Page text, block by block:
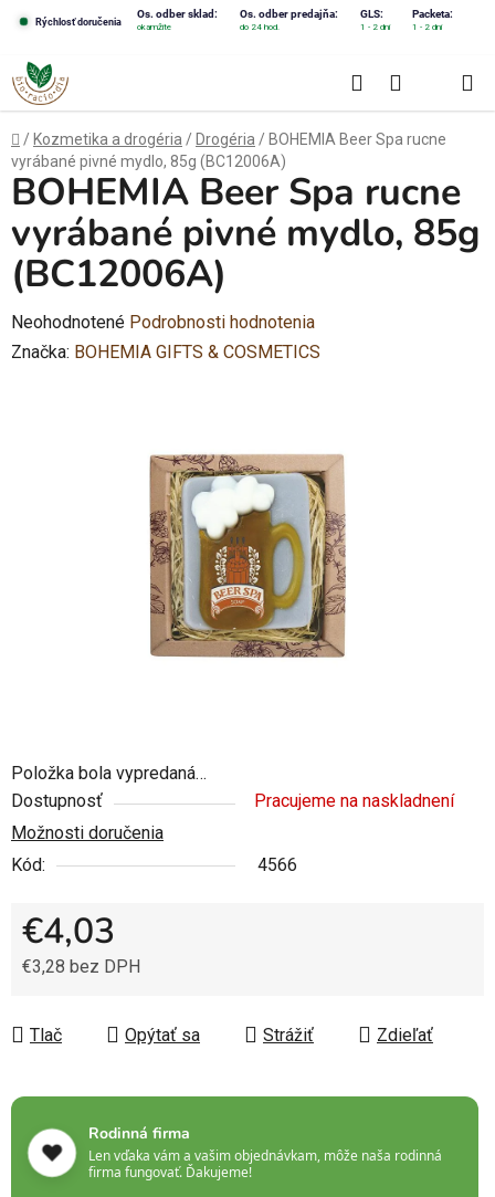
obsah
Rýchlosť doručenia
Os. odber sklad: Os. odber predajňa: GLS: Packeta:
okamžite do 24 hod. 1 - 2 dni 1 - 2 dni
Hľadať
KOŠÍK
Domov
/ Kozmetika a drogéria / Drogéria / BOHEMIA Beer Spa rucne
vyrábané pivné mydlo, 85g (BC12006A)
Položka bola vypredaná…
Dostupnosť
Pracujeme na naskladnení
Možnosti doručenia
Kód:
4566
€4,03
€3,28 bez DPH
Tlač
Opýtať sa Strážiť Zdieľať
BOHEMIA Beer Spa rucne
vyrábané pivné mydlo, 85g
(BC12006A)
Priemerné
hodnotenie
Neohodnotené Podrobnosti hodnotenia
Značka: BOHEMIA GIFTS & COSMETICS
❤️
Rodinná firma
Len vďaka vám a vašim objednávkam, môže naša rodinná
firma fungovať. Ďakujeme!